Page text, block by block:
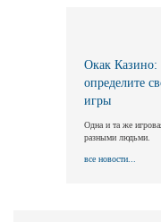
Окак
определите
игры
Одна и та же
разными людьми.
все новости...